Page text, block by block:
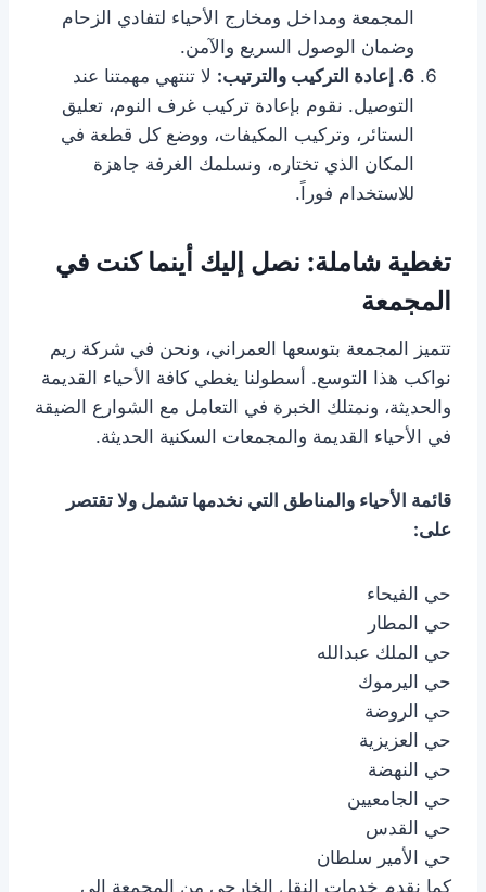
المجمعة ومداخل ومخارج الأحياء لتفادي الزحام
وضمان الوصول السريع والآمن.
6. إعادة التركيب والترتيب:
لا تنتهي مهمتنا عند
التوصيل. نقوم بإعادة تركيب غرف النوم، تعليق
الستائر، وتركيب المكيفات، ووضع كل قطعة في
المكان الذي تختاره، ونسلمك الغرفة جاهزة
للاستخدام فوراً.
تغطية شاملة: نصل إليك أينما كنت في
المجمعة
تتميز المجمعة بتوسعها العمراني، ونحن في شركة ريم
نواكب هذا التوسع. أسطولنا يغطي كافة الأحياء القديمة
والحديثة، ونمتلك الخبرة في التعامل مع الشوارع الضيقة
في الأحياء القديمة والمجمعات السكنية الحديثة.
قائمة الأحياء والمناطق التي نخدمها تشمل ولا تقتصر
على:
حي الفيحاء
حي المطار
حي الملك عبدالله
حي اليرموك
حي الروضة
حي العزيزية
حي النهضة
حي الجامعيين
حي القدس
حي الأمير سلطان
كما نقدم خدمات النقل الخارجي من المجمعة إلى